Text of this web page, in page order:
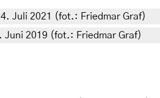
Juli 2021 (fot.: Friedmar Graf)
Juni 2019 (fot.: Friedmar Graf)